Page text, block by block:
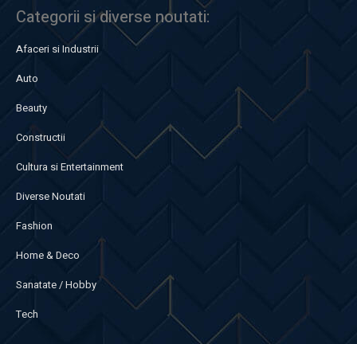
Categorii si diverse noutati:
Afaceri si Industrii
Auto
Beauty
Constructii
Cultura si Entertainment
Diverse Noutati
Fashion
Home & Deco
Sanatate / Hobby
Tech